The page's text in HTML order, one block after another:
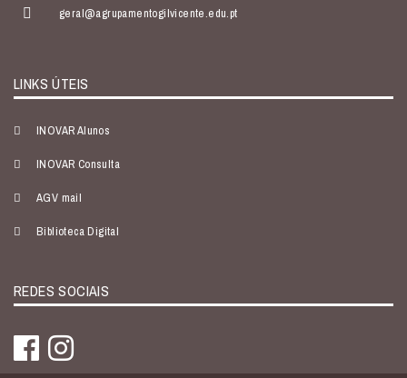
geral@agrupamentogilvicente.edu.pt
LINKS ÚTEIS
INOVAR Alunos
INOVAR Consulta
AGV mail
Biblioteca Digital
REDES SOCIAIS